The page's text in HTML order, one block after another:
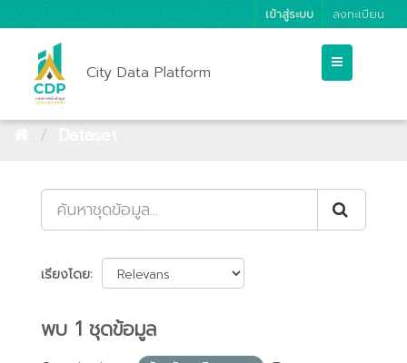
เข้าสู่ระบบ ลงทะเบียน
City Data Platform
เรียงโดย
พบ 1 ชุดข้อมูล